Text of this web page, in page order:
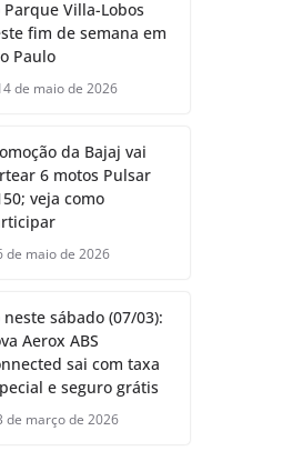
Parque Villa-Lobos
fim de semana em
Paulo
de maio de 2026
da Bajaj vai
6 motos Pulsar
veja como
de maio de 2026
neste sábado (07/03):
Aerox ABS
sai com taxa
e seguro grátis
de março de 2026